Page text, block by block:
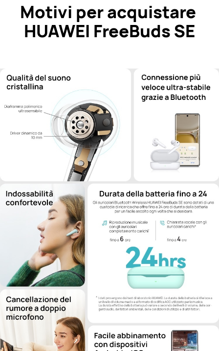
Motivi per acquistare
HUAWEI FreeBuds SE